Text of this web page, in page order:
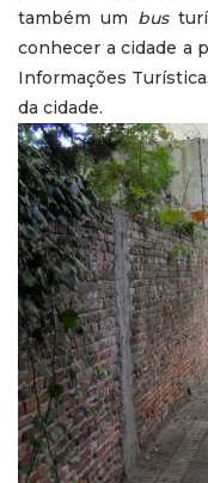
também um bus
conhecer a cidade a
Informações
da cidade.